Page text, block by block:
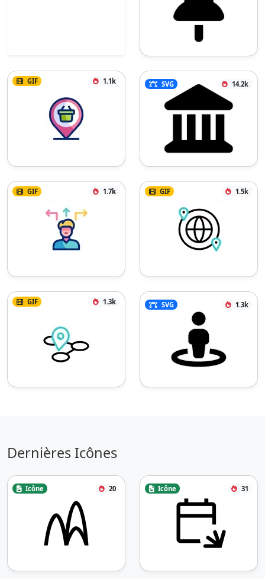
GIF 1.1k SVG 14.2k
GIF 1.7k GIF 1.5k
GIF 1.3k SVG 1.3k
Dernières Icônes
Icône 20 Icône 31